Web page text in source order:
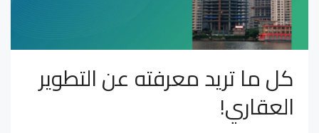
كل ما تريد معرفته عن التطوير
العقاري!